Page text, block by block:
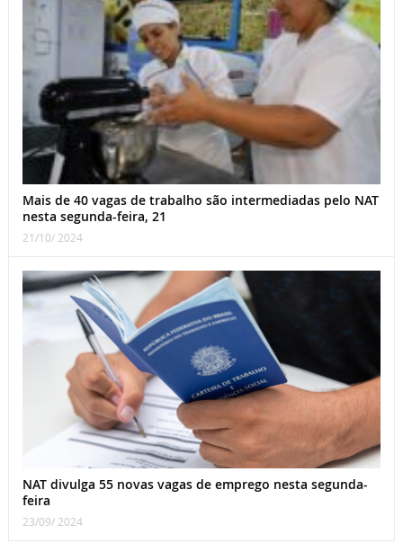
Mais de 40 vagas de trabalho são intermediadas pelo NAT
nesta segunda-feira, 21
21/10/ 2024
NAT divulga 55 novas vagas de emprego nesta segunda-
feira
23/09/ 2024